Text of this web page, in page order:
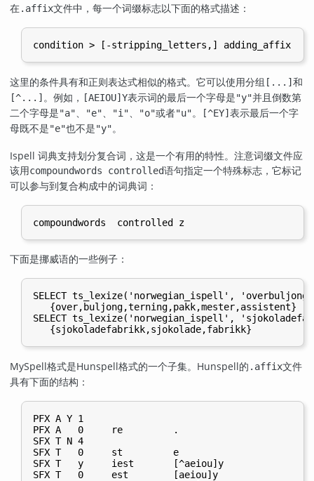
在.affix文件中，每一个词缀标志以下面的格式描述：
这里的条件具有和正则表达式相似的格式。它可以使用分组 [...] 和
[^...] 。例如， [AEIOU]Y表示词的最后一个字母是"y"并且倒数第
二个字母是"a"、 "e"、 "i"、 "o"或者"u"。 [^EY] 表示最后一个字
母既不是"e"也不是"y"。
Ispell 词典支持划分复合词，这是一个有用的特性。注意词缀文件应
该用compoundwords controlled语句指定一个特殊标志，它标记
可以参与到复合构成中的词典词：
下面是挪威语的一些例子：
SELECT ts_lexize('norwegian_ispell',
   {over,buljong,terning,pakk,mester,assistent}
SELECT ts_lexize('norwegian_ispell',
MySpell格式是Hunspell格式的一个子集。 Hunspell的 .affix文件
具有下面的结构：
PFX A Y 1
PFX A   0     re         .
SFX T N 4
SFX T   0     st         e
SFX T   y     iest       [^aeiou]y
SFX T   0     est        [aeiou]y